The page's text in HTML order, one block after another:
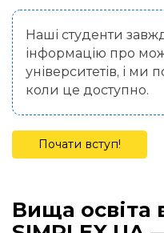
Наші студенти
інформацію про
університетів, і ми
коли це доступно.
Почати вступ!
Вища освіта